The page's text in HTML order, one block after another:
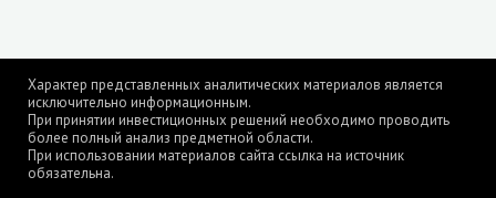
Характер представленных аналитических материалов является
исключительно информационным.
При принятии инвестиционных решений необходимо проводить
более полный анализ предметной области.
При использовании материалов сайта ссылка на источник
обязательна.